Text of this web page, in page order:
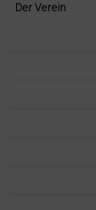
Der Verein